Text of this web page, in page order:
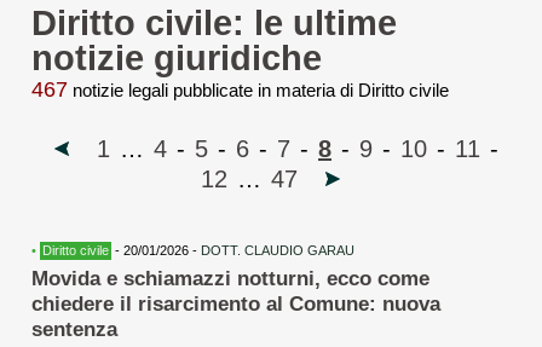
Diritto civile: le ultime
notizie giuridiche
467 notizie legali pubblicate in materia di Diritto civile
1 … 4 - 5 - 6 - 7 - 8 - 9 - 10 - 11 -
12 … 47
• Diritto civile - 20/01/2026 - DOTT. CLAUDIO GARAU
Movida e schiamazzi notturni, ecco come
chiedere il risarcimento al Comune: nuova
sentenza